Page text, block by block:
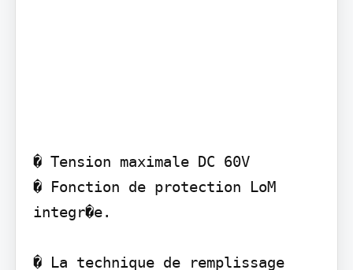
� Tension maximale DC 60V
� Fonction de protection LoM
integr�e.
� La technique de remplissage